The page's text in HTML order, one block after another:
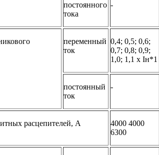
постоянного
тока
-
переменный
ток
0,4; 0,5; 0,6;
0,7; 0,8; 0,9;
1,0; 1,1 x Iн*1
постоянный
ток
-
расцепителей, А
4000 4000
6300